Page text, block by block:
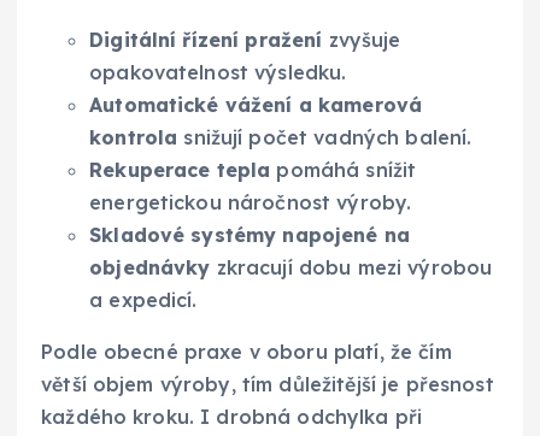
Digitální řízení pražení zvyšuje
opakovatelnost výsledku.
Automatické vážení a kamerová
kontrola snižují počet vadných balení.
Rekuperace tepla pomáhá snížit
energetickou náročnost výroby.
Skladové systémy napojené na
objednávky zkracují dobu mezi výrobou
a expedicí.
Podle obecné praxe v oboru platí, že čím
větší objem výroby, tím důležitější je přesnost
každého kroku. I drobná odchylka při